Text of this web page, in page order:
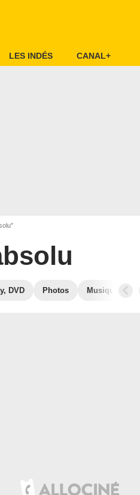
LES INDÉS CANAL+
DVD Photos Musique